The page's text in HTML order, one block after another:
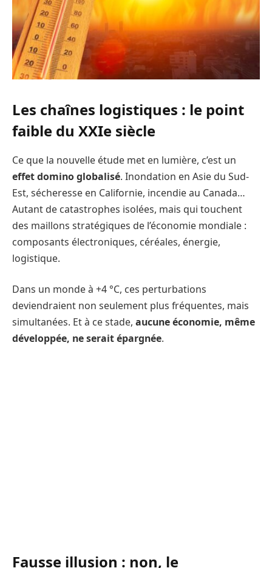
Les chaînes logistiques : le point
faible du XXIe siècle
Ce que la nouvelle étude met en lumière, c’est un
effet domino globalisé. Inondation en Asie du Sud-
Est, sécheresse en Californie, incendie au Canada…
Autant de catastrophes isolées, mais qui touchent
des maillons stratégiques de l’économie mondiale :
composants électroniques, céréales, énergie,
logistique.
Dans un monde à +4 °C, ces perturbations
deviendraient non seulement plus fréquentes, mais
simultanées. Et à ce stade, aucune économie, même
développée, ne serait épargnée.
Fausse illusion : non, le